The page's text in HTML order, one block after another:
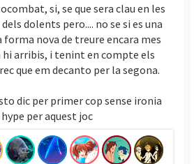
si, se que sera clau en les
dolents pero.... no se si es una
forma nova de treure encara mes
hi arribis, i tenint en compte els
que em decanto per la segona.
dic per primer cop sense ironia
per aquest joc